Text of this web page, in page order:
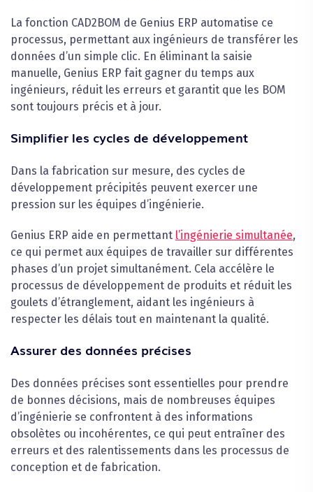
La fonction CAD2BOM de Genius ERP automatise ce
processus, permettant aux ingénieurs de transférer les
données d’un simple clic. En éliminant la saisie
manuelle, Genius ERP fait gagner du temps aux
ingénieurs, réduit les erreurs et garantit que les BOM
sont toujours précis et à jour.
Simplifier les cycles de développement
Dans la fabrication sur mesure, des cycles de
développement précipités peuvent exercer une
pression sur les équipes d’ingénierie.
Genius ERP aide en permettant l’ingénierie simultanée,
ce qui permet aux équipes de travailler sur différentes
phases d’un projet simultanément. Cela accélère le
processus de développement de produits et réduit les
goulets d’étranglement, aidant les ingénieurs à
respecter les délais tout en maintenant la qualité.
Assurer des données précises
Des données précises sont essentielles pour prendre
de bonnes décisions, mais de nombreuses équipes
d’ingénierie se confrontent à des informations
obsolètes ou incohérentes, ce qui peut entraîner des
erreurs et des ralentissements dans les processus de
conception et de fabrication.